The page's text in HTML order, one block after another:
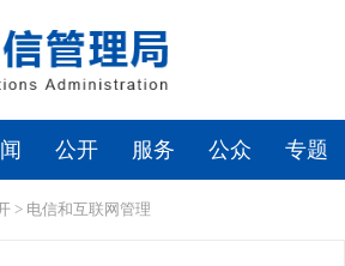
公开 服务 公众 专题
> 电信和互联网管理